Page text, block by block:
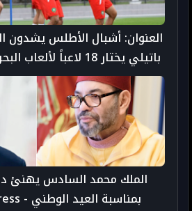
العنوان: أشبال الأطلس يشدون
باتيلي يختار 18 لاعباً لألعاب البحر الأبيض المتوسط
الملك محمد السادس يهنئ
بمناسبة العيد الوطني - taroudant press